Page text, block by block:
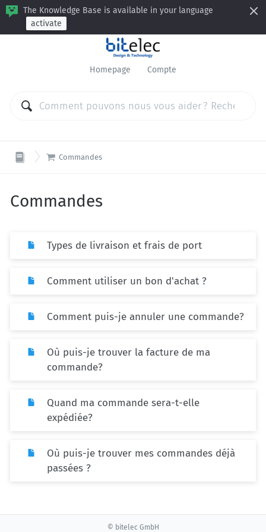
The Knowledge Base is available in your language
activate
Homepage Compte
 Commandes
Commandes
Types de livraison et frais de port
Comment utiliser un bon d'achat ?
Comment puis-je annuler une commande?
Où puis-je trouver la facture de ma
commande?
Quand ma commande sera-t-elle
expédiée?
Où puis-je trouver mes commandes déjà
passées ?
© bitelec GmbH